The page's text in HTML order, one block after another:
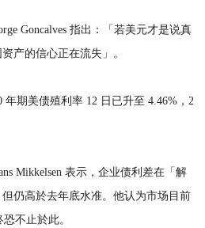
Goncalves 指出：「若美元才是说真
产的信心正在流失」。
期美债殖利率 12 日已升至 4.46%，2
Mikkelsen 表示，企业债利差在「解
仍高於去年底水准。他认为市场目前
不止於此。